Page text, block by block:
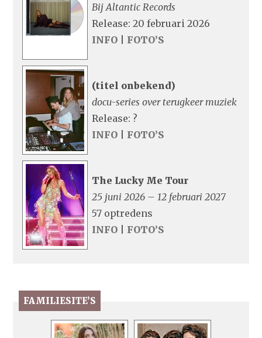
Bij Altantic Records
Release: 20 februari 2026
INFO
FOTO’S
(titel onbekend)
docu-series over terugkeer muziek
Release: ?
INFO
FOTO’S
The Lucky Me Tour
25 juni 2026 – 12 februari 2027
57 optredens
INFO
FOTO’S
FAMILIESITE’S